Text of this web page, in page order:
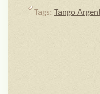
Tags: Tango